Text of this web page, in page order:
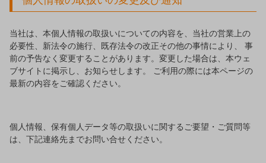
当社は、本個人情報の取扱いについての内容を、当社の営業上の
必要性、新法令の施行、既存法令の改正その他の事情により、 事
前の予告なく変更することがあります。変更した場合は、本ウェ
ブサイトに掲示し、お知らせします。 ご利用の際には本ページの
最新の内容をご確認ください。
個人情報、保有個人データ等の取扱いに関するご要望・ご質問等
は、下記連絡先までお問い合せください。